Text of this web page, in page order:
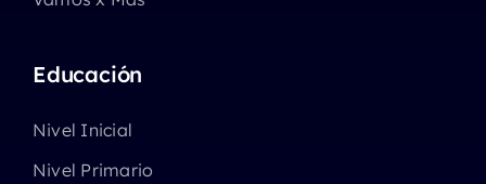
Educación
Nivel Inicial
Nivel Primario